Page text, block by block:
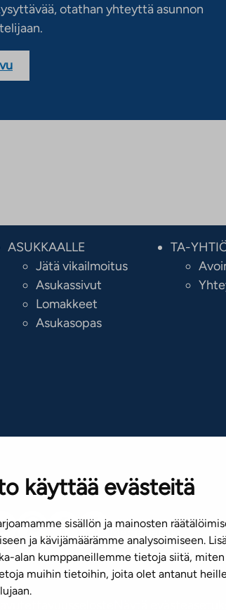
käyttää evästeitä
sisällön ja mainosten
ja kävijämäärämme analysoimiseen.
alan kumppaneillemme tietoja siitä,
muihin tietoihin, joita olet antanut
otathan yhteyttä asunnon
ASUKKAALLE
Jätä vikailmoitus
Asukassivut
Lomakkeet
Asukasopas
TA-
Mediapankki